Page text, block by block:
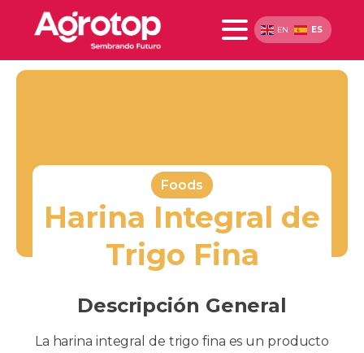
EN ES
Foods
Harina Integral de
Trigo Fina
Descripción General
La harina integral de trigo fina es un producto